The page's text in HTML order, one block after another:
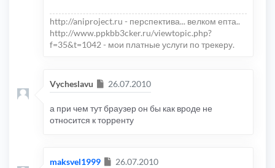
http://aniproject.ru - перспектива... велком епта..
http://www.ppkbb3cker.ru/viewtopic.php?
f=35&t=1042 - мои платные услуги по трекеру.
Vycheslavu Сообщение
26.07.2010
а при чем тут браузер он бы как вроде не
относится к торренту
maksvel1999 Сообщение
26.07.2010